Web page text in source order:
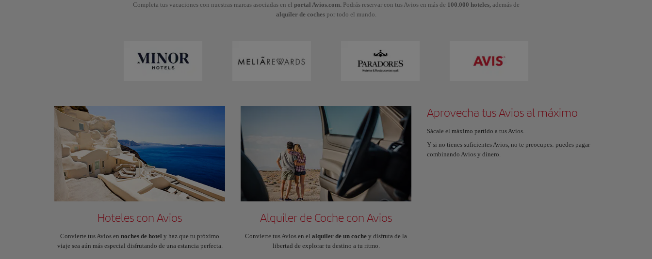
Completa tus vacaciones con nuestras marcas asociadas en el portal Avios.com.Podrás reservar con tus Avios en más de 100.000 hoteles,además de
alquiler de cochespor todo el mundo.
Hoteles con Avios
Convierte tus Avios en noches de hotel y haz que tu próximo
viaje sea aún más especial disfrutando de una estancia perfecta.
Alquiler de Coche con Avios
Convierte tus Avios en el alquiler de un coche y disfruta de la
libertad de explorar tu destino a tu ritmo.
Aprovecha tus Avios al máximo
Sácale el máximo partido a tus Avios.
Y si no tienes suficientes Avios, no te preocupes: puedes pagar
combinando Avios y dinero.